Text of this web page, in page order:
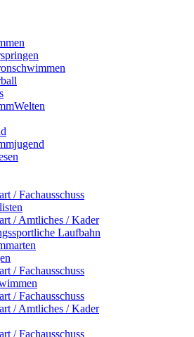
/ Fachausschuss
/ Amtliches / Kader
Laufbahn
/ Fachausschuss
/ Fachausschuss
/ Amtliches / Kader
/ Fachausschuss